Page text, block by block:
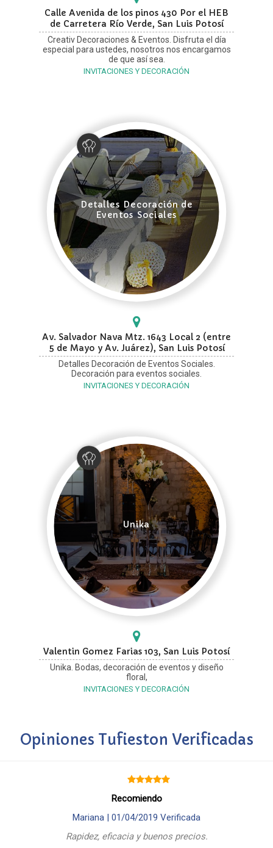
Calle Avenida de los pinos 430 Por el HEB
de Carretera Río Verde, San Luis Potosí
Creativ Decoraciones & Eventos. Disfruta el día
especial para ustedes, nosotros nos encargamos
de que así sea.
INVITACIONES Y DECORACIÓN
Detalles Decoración de
Eventos Sociales
Av. Salvador Nava Mtz. 1643 Local 2 (entre
5 de Mayo y Av. Juárez), San Luis Potosí
Detalles Decoración de Eventos Sociales.
Decoración para eventos sociales.
INVITACIONES Y DECORACIÓN
Unika
Valentin Gomez Farias 103, San Luis Potosí
Unika. Bodas, decoración de eventos y diseño
floral,
INVITACIONES Y DECORACIÓN
Opiniones Tufieston Verificadas
Recomiendo
Mariana | 01/04/2019 Verificada
Rapidez, eficacia y buenos precios.